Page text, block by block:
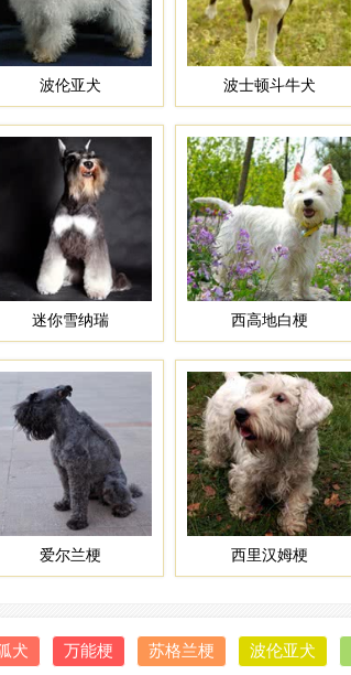
波伦亚犬 波士顿斗牛犬
迷你雪纳瑞 西高地白梗
爱尔兰梗 西里汉姆梗
犬 万能梗 苏格兰梗 波伦亚犬